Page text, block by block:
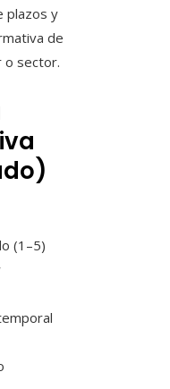
plazos y
de
o sector.
(1–5)